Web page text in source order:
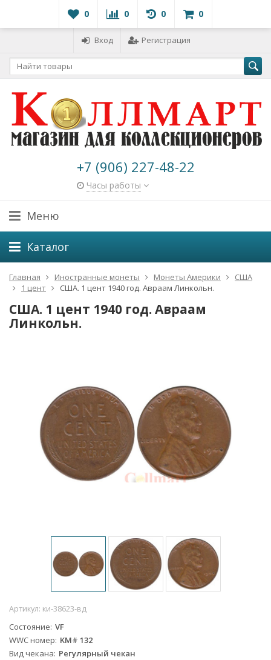
0 0 0 0
Вход Регистрация
+7 (906) 227-48-22
Часы работы
Меню
Каталог
Главная Иностранные монеты Монеты Америки
США
1 цент
США. 1 цент 1940 год. Авраам Линкольн.
США. 1 цент 1940 год. Авраам
Линкольн.
Артикул: ки-38623-вд
Состояние VF
WWC номер KM# 132
Вид чекана Регулярный чекан